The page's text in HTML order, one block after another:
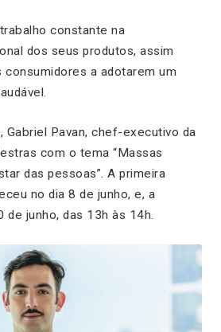
constante na
dos seus produtos, assim
a adotarem um
Gabriel Pavan, chef-executivo da
com o tema “Massas
das pessoas”. A primeira
no dia 8 de junho, e, a
de junho, das 13h às 14h.